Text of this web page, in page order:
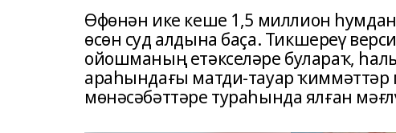
Өфөнән ике кеше 1,5 миллион
өсөн суд алдына баҫа. Тикшереү
ойошманың етәкселәре булараҡ,
араһындағы матди-тауар
мөнәсәбәттәре тураһында ялған